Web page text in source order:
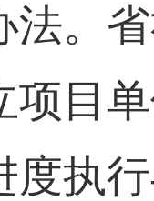
法。
项目
度执